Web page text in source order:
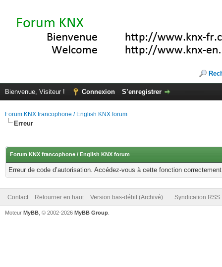
Bienvenue, Visiteur ! Connexion S’enregistrer
Forum KNX francophone / English KNX forum
Erreur
Forum KNX francophone / English KNX forum
Erreur de code d’autorisation. Accédez-vous à cette fonction
Contact Retourner en haut Version bas-débit (Archivé) Syndication RSS
Moteur MyBB , © 2002-2026 MyBB Group